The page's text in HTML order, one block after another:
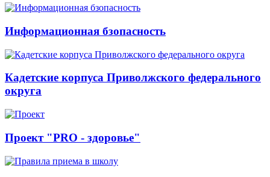
Информационная бзопасность
Кадетские корпуса Приволжского федерального
округа
Проект "PRO - здоровье"